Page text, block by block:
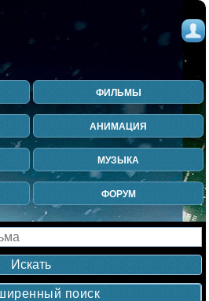
ФИЛЬМЫ
АНИМАЦИЯ
МУЗЫКА
ФОРУМ
поиск